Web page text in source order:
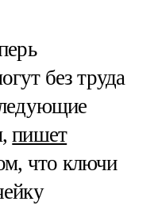
без труда
пишет
что ключи